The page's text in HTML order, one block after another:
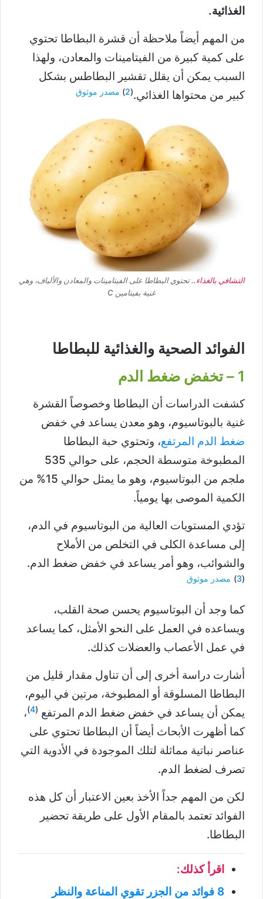
الغذائية.
من المهم أيضاً ملاحظة أن قشرة البطاطا تحتوي
على كمية كبيرة من الفيتامينات والمعادن، ولهذا
السبب يمكن أن يقلل تقشير البطاطس بشكل
كبير من محتواها الغذائي.(
2
) مصدر موثوق
التشافي بالغذاء..تحتوي البطاطا على الفيتامينات والمعادن والألياف، وهي
غنية بفيتامين C
الفوائد الصحية والغذائية للبطاطا
1 – تخفض ضغط الدم
كشفت الدراسات أن البطاطا وخصوصاً القشرة
غنية بالبوتاسيوم، وهو معدن يساعد في خفض
ضغط الدم المرتفع، وتحتوي حبة البطاطا
المطبوخة متوسطة الحجم، على حوالي 535
ملجم من البوتاسيوم، وهو ما يمثل حوالي 15% من
الكمية الموصى بها يومياً.
تؤدي المستويات العالية من البوتاسيوم في الدم،
إلى مساعدة الكلى في التخلص من الأملاح
والشوائب، وهو أمر يساعد في خفض ضغط الدم.
(
3
) مصدر موثوق
كما وجد أن البوتاسيوم يحسن صحة القلب،
ويساعده في العمل على النحو الأمثل، كما يساعد
في عمل الأعصاب والعضلات كذلك.
أشارت دراسة أخرى إلى أن تناول مقدار قليل من
البطاطا المسلوقة أو المطبوخة، مرتين في اليوم،
يمكن أن يساعد في خفض ضغط الدم المرتفع (
4
)،
كما أظهرت الأبحاث أيضاً أن البطاطا تحتوي على
عناصر نباتية مماثلة لتلك الموجودة في الأدوية التي
تصرف لضغط الدم.
لكن من المهم جداً الأخذ بعين الاعتبار أن كل هذه
الفوائد تعتمد بالمقام الأول على طريقة تحضير
البطاطا.
اقرأ كذلك:
8 فوائد من الجزر تقوي المناعة والنظر